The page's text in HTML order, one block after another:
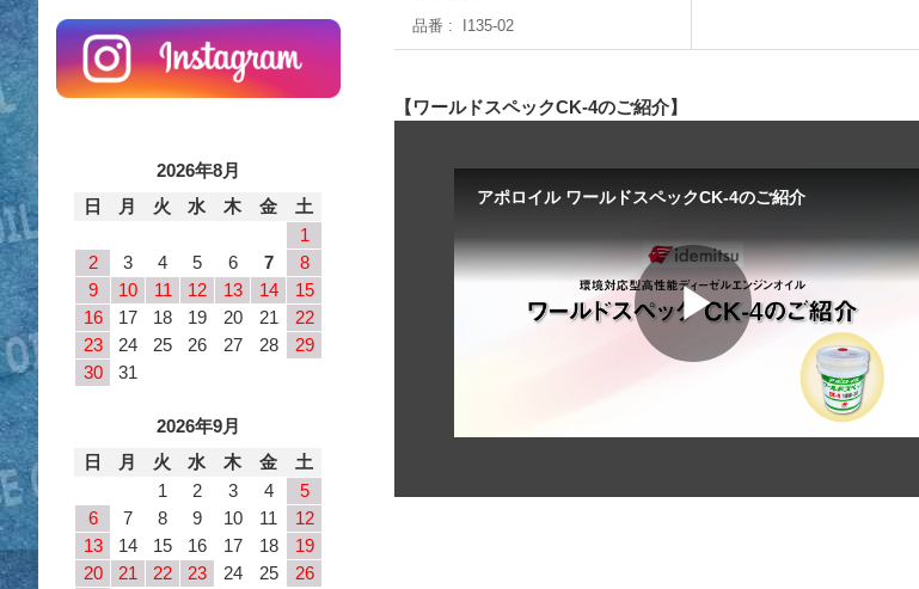
品番 I135-02
【ワールドスペックCK-4のご紹介】
2026年8月
日
月 火 水 木 金
土
1
2
3 4 5 6 7
8
9
10 11 12 13 14
15
16
17 18 19 20 21
22
23
24 25 26 27 28
29
30
31
2026年9月
日
月 火 水 木 金
土
1
2 3 4
5
6
7 8 9 10 11
12
13
14 15 16 17 18
19
20
21 22 23 24 25
26